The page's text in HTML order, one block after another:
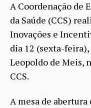
A Coordenação de
da Saúde (CCS)
Inovações e
dia 12 (sexta-
Leopoldo de Meis,
CCS.
A mesa de